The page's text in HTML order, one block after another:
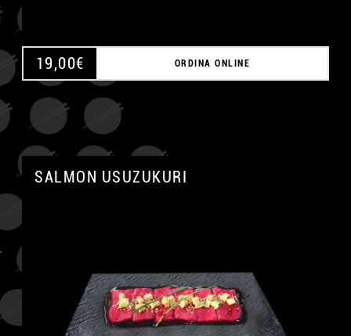
19,00€ ORDINA ONLINE
SALMON USUZUKURI